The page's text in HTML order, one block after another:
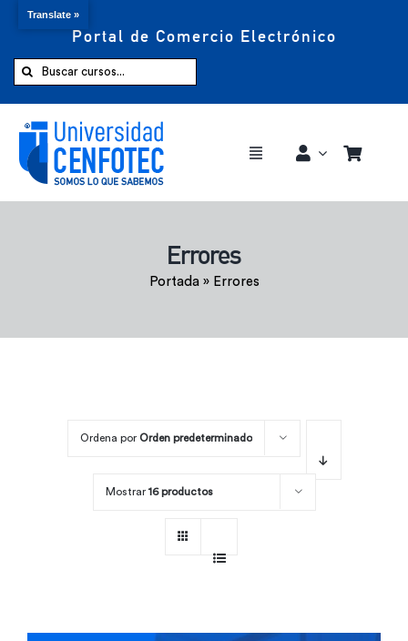
Portal de Comercio Electrónico
Buscar:
Toggle
Comprar ahora
Errores
Portada» Errores
Ordena por Orden predeterminado
Mostrar 16 productos
Translate »